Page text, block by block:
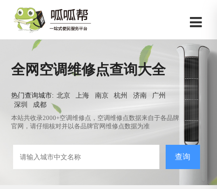
全网空调维修点查询大全
热门查询城市: 北京 上海 南京 杭州 济南
广州
深圳
成都
本站共收录2000+空调维修点，空调维修点数据来自于各品牌
官网，请仔细核对并以各品牌官网维修点数据为准
查询